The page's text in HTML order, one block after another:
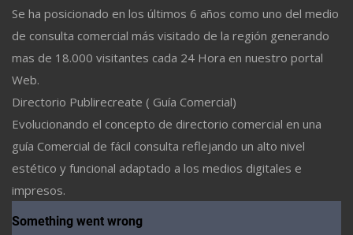
Se ha posicionado en los últimos 6 años como uno del medio
de consulta comercial más visitado de la región generando
mas de 18.000 visitantes cada 24 Hora en nuestro portal
Web.
Directorio Publirecreate ( Guía Comercial)
Evolucionando el concepto de directorio comercial en una
guía Comercial de fácil consulta reflejando un alto nivel
estético y funcional adaptado a los medios digitales e
impresos.